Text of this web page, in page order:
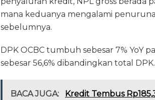
mana keduanya mengalami
sebelumnya.
DPK OCBC tumbuh sebesar 7% YoY
sebesar 56,6% dibandingkan total DPK.
BACA JUGA: Kredit Tembus